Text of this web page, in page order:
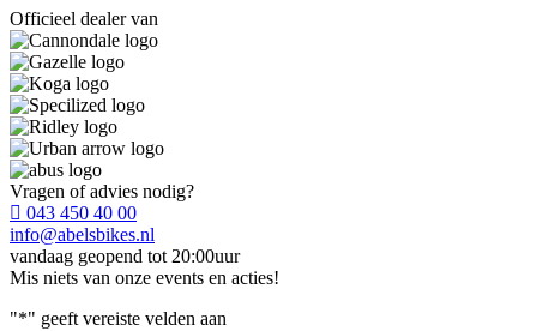
Officieel dealer van
Vragen of advies nodig?
043 450 40 00
info@abelsbikes.nl
vandaag geopend tot 20:00uur
Mis niets van onze events en acties!
"*" geeft vereiste velden aan